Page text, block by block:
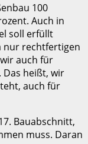
100
Auch in
soll erfüllt
nur rechtfertigen
auch für
heißt, wir
auch für
Bauabschnitt,
muss. Daran